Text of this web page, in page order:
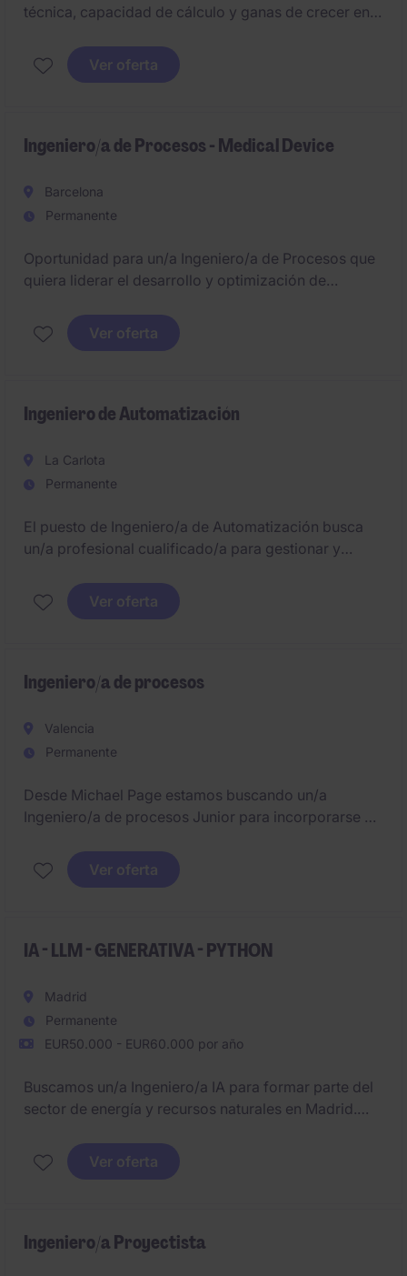
técnica, capacidad de cálculo y ganas de crecer en
Ver oferta
Ingeniero/a de Procesos - Medical Device
Barcelona
Permanente
Oportunidad para un/a Ingeniero/a de Procesos que
quiera liderar el desarrollo y optimización de
altamente tecnológico. Rol estratégico para impulsar
la eficiencia, la calidad y la estandarización dentro
Ver oferta
Ingeniero de Automatización
La Carlota
Permanente
El puesto de Ingeniero/a de Automatización busca
un/a profesional cualificado/a para gestionar y
FMCG en Córdoba. Este rol es clave para asegurar la
eficiencia y el correcto funcionamiento de los
Ver oferta
Ingeniero/a de procesos
Valencia
Permanente
Desde Michael Page estamos buscando un/a
Ingeniero/a de procesos Junior para incorporarse en
Ver oferta
IA - LLM - GENERATIVA - PYTHON
Madrid
Permanente
EUR50.000 - EUR60.000 por año
Buscamos un/a Ingeniero/a IA para formar parte del
sector de energía y recursos naturales en Madrid.
soluciones tecnológicas avanzadas basadas en
inteligencia artificial.
Ver oferta
Ingeniero/a Proyectista